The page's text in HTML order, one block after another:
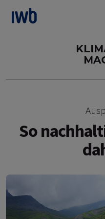
zum Main Content
So